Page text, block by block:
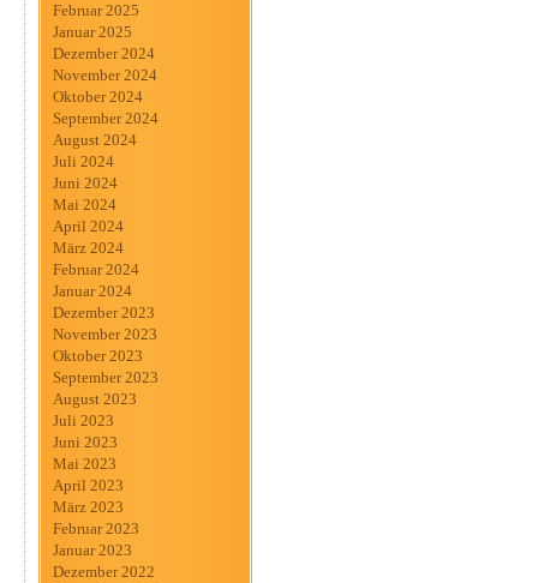
Februar 2025
Januar 2025
Dezember 2024
November 2024
Oktober 2024
September 2024
August 2024
Juli 2024
Juni 2024
Mai 2024
April 2024
März 2024
Februar 2024
Januar 2024
Dezember 2023
November 2023
Oktober 2023
September 2023
August 2023
Juli 2023
Juni 2023
Mai 2023
April 2023
März 2023
Februar 2023
Januar 2023
Dezember 2022